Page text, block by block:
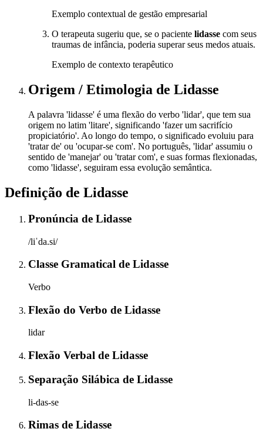
Exemplo contextual de gestão empresarial
O terapeuta sugeriu que, se o paciente lidasse com seus
traumas de infância, poderia superar seus medos atuais.
Exemplo de contexto terapêutico
Origem / Etimologia de Lidasse
A palavra 'lidasse' é uma flexão do verbo 'lidar', que tem sua
origem no latim 'litare', significando 'fazer um sacrifício
propiciatório'. Ao longo do tempo, o significado evoluiu para
'tratar de' ou 'ocupar-se com'. No português, 'lidar' assumiu o
sentido de 'manejar' ou 'tratar com', e suas formas flexionadas,
como 'lidasse', seguiram essa evolução semântica.
Definição de Lidasse
Pronúncia de Lidasse
/liˈda.si/
Classe Gramatical de Lidasse
Verbo
Flexão do Verbo de Lidasse
lidar
Flexão Verbal de Lidasse
Separação Silábica de Lidasse
li-das-se
Rimas de Lidasse